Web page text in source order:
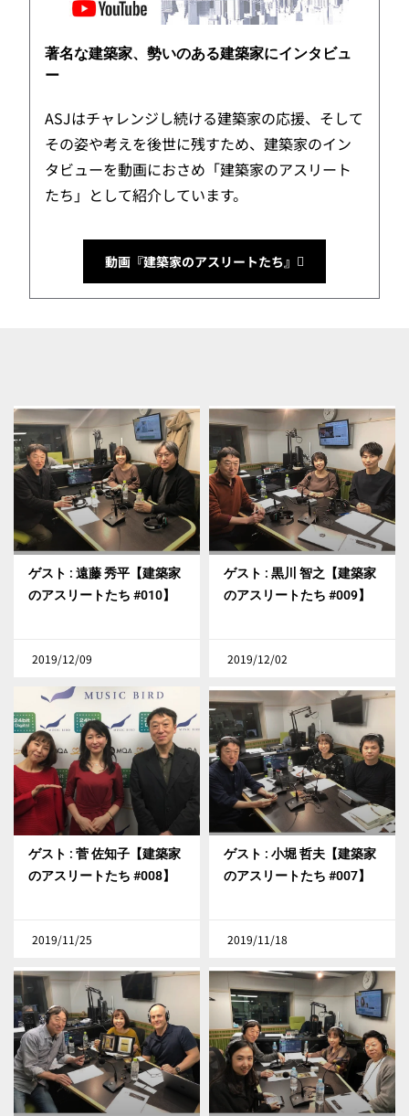
著名な建築家、勢いのある建築家にインタビュ
ー
ASJはチャレンジし続ける建築家の応援、そして
その姿や考えを後世に残すため、建築家のイン
タビューを動画におさめ「建築家のアスリート
たち」として紹介しています。
動画『建築家のアスリートたち』
ゲスト : 遠藤 秀平【建築家
のアスリートたち #010】
2019/12/09
ゲスト : 黒川 智之【建築家
のアスリートたち #009】
2019/12/02
ゲスト : 菅 佐知子【建築家
のアスリートたち #008】
2019/11/25
ゲスト : 小堀 哲夫【建築家
のアスリートたち #007】
2019/11/18